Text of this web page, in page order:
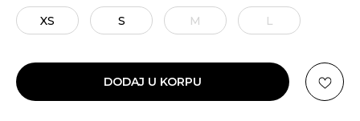
XS S M L
DODAJ U KORPU